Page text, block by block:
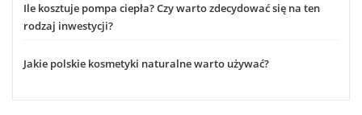
Ile kosztuje pompa ciepła? Czy warto zdecydować się na ten
rodzaj inwestycji?
Jakie polskie kosmetyki naturalne warto używać?